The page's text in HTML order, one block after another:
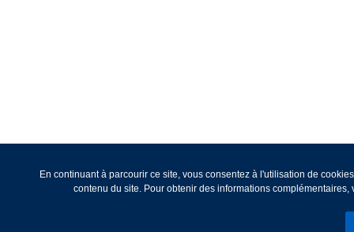
En continuant à parcourir ce site, vous consentez à l'utilisation de
contenu du site. Pour obtenir des informations